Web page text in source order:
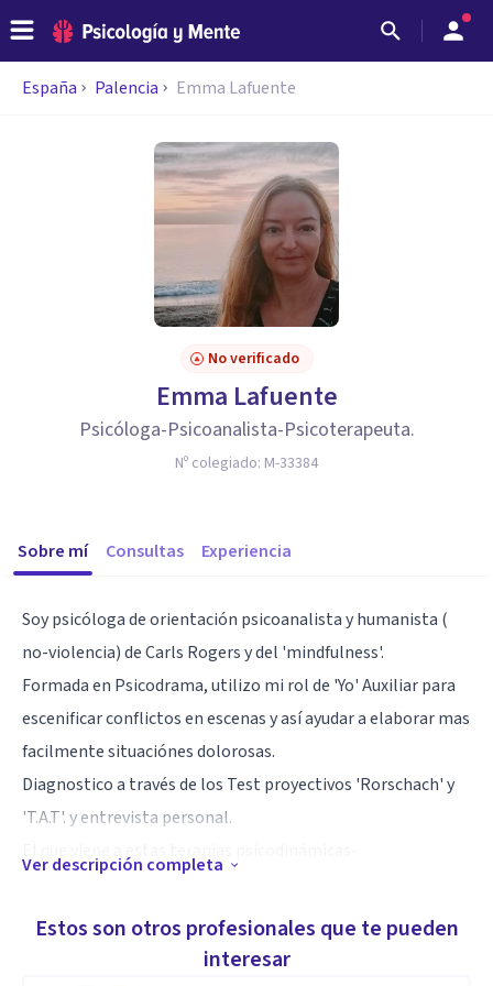
España Palencia Emma Lafuente
No verificado
Emma Lafuente
Psicóloga-Psicoanalista-Psicoterapeuta.
Nº colegiado: M-33384
Sobre mí Consultas Experiencia
Soy psicóloga de orientación psicoanalista y humanista (
no-violencia) de Carls Rogers y del 'mindfulness'.
Formada en Psicodrama, utilizo mi rol de 'Yo' Auxiliar para
escenificar conflictos en escenas y así ayudar a elaborar mas
facilmente situaciónes dolorosas.
Diagnostico a través de los Test proyectivos 'Rorschach' y
'T.A.T'. y entrevista personal.
"remover toda la personalidad" y cambiar así un
sufrimiento profundo o comportamiento desadaptado o
Ver descripción completa
Estos son otros profesionales que te pueden
interesar